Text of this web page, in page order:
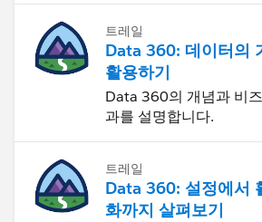
That should do it.
트레일
Data 360: 데이터의
활용하기
Data 360의 개념과 비
과를 설명합니다.
트레일
Data 360: 설정에서
화까지 살펴보기